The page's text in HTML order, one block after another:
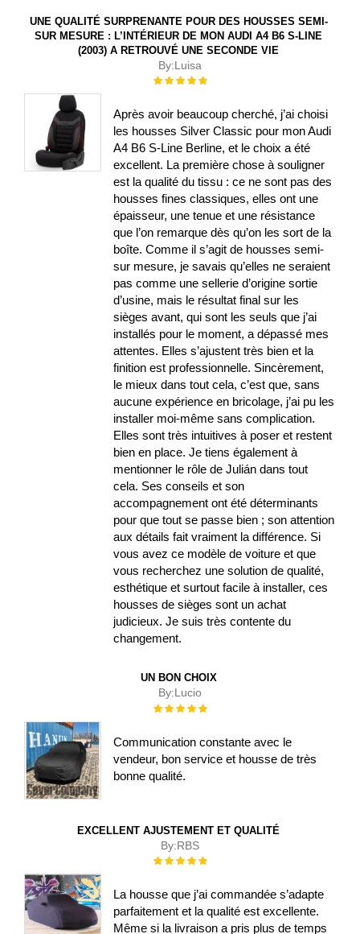
UNE QUALITÉ SURPRENANTE POUR DES HOUSSES SEMI-
SUR MESURE : L’INTÉRIEUR DE MON AUDI A4 B6 S-LINE
(2003) A RETROUVÉ UNE SECONDE VIE
By:Luisa
Évaluation :
Après avoir beaucoup cherché, j’ai choisi
les housses Silver Classic pour mon Audi
A4 B6 S-Line Berline, et le choix a été
excellent. La première chose à souligner
est la qualité du tissu : ce ne sont pas des
housses fines classiques, elles ont une
épaisseur, une tenue et une résistance
que l’on remarque dès qu’on les sort de la
boîte. Comme il s’agit de housses semi-
sur mesure, je savais qu’elles ne seraient
pas comme une sellerie d’origine sortie
d’usine, mais le résultat final sur les
sièges avant, qui sont les seuls que j’ai
installés pour le moment, a dépassé mes
attentes. Elles s’ajustent très bien et la
finition est professionnelle. Sincèrement,
le mieux dans tout cela, c’est que, sans
aucune expérience en bricolage, j’ai pu les
installer moi-même sans complication.
Elles sont très intuitives à poser et restent
bien en place. Je tiens également à
mentionner le rôle de Julián dans tout
cela. Ses conseils et son
accompagnement ont été déterminants
pour que tout se passe bien ; son attention
aux détails fait vraiment la différence. Si
vous avez ce modèle de voiture et que
vous recherchez une solution de qualité,
esthétique et surtout facile à installer, ces
housses de sièges sont un achat
judicieux. Je suis très contente du
changement.
UN BON CHOIX
By:Lucio
Évaluation :
Communication constante avec le
vendeur, bon service et housse de très
bonne qualité.
EXCELLENT AJUSTEMENT ET QUALITÉ
By:RBS
Évaluation :
La housse que j’ai commandée s’adapte
parfaitement et la qualité est excellente.
Même si la livraison a pris plus de temps